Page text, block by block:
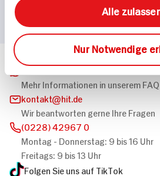
Alle
Nur Notwendige
Häufig gestellte Fragen
Mehr Informationen in unserem FAQ
kontakt
hit.de
Wir beantworten gerne Ihre Fragen
(0228) 42967 0
Montag - Donnerstag: 9 bis 16 Uhr
Freitags: 9 bis 13 Uhr
Folgen Sie uns auf TikTok